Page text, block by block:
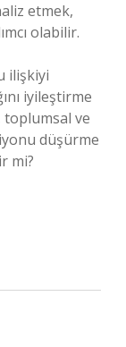
etmek,
olabilir.
ilişkiyi
iyileştirme
toplumsal ve
düşürme
mi?